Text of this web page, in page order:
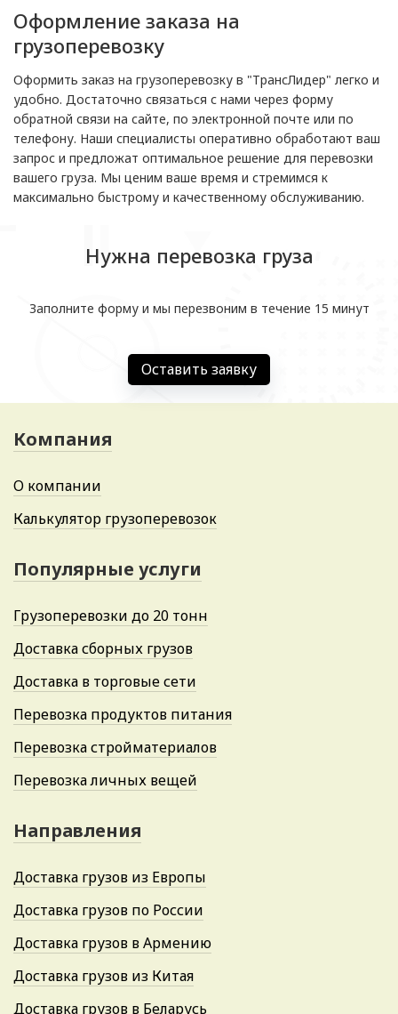
Оформление заказа на
грузоперевозку
Оформить заказ на грузоперевозку в "ТрансЛидер" легко и
удобно. Достаточно связаться с нами через форму
обратной связи на сайте, по электронной почте или по
телефону. Наши специалисты оперативно обработают ваш
запрос и предложат оптимальное решение для перевозки
вашего груза. Мы ценим ваше время и стремимся к
максимально быстрому и качественному обслуживанию.
Нужна перевозка груза
Заполните форму и мы перезвоним в течение 15 минут
Оставить заявку
Компания
О компании
Калькулятор грузоперевозок
Популярные услуги
Грузоперевозки до 20 тонн
Доставка сборных грузов
Доставка в торговые сети
Перевозка продуктов питания
Перевозка стройматериалов
Перевозка личных вещей
Направления
Доставка грузов из Европы
Доставка грузов по России
Доставка грузов в Армению
Доставка грузов из Китая
Доставка грузов в Беларусь